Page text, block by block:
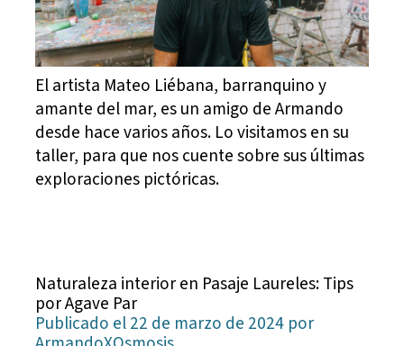
El artista Mateo Liébana, barranquino y
amante del mar, es un amigo de Armando
desde hace varios años. Lo visitamos en su
taller, para que nos cuente sobre sus últimas
exploraciones pictóricas.
Naturaleza interior en Pasaje Laureles: Tips
por Agave Par
Publicado el 22 de marzo de 2024 por